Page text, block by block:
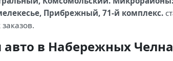
Прибрежный, 71-й комплекс.
авто в Набережных